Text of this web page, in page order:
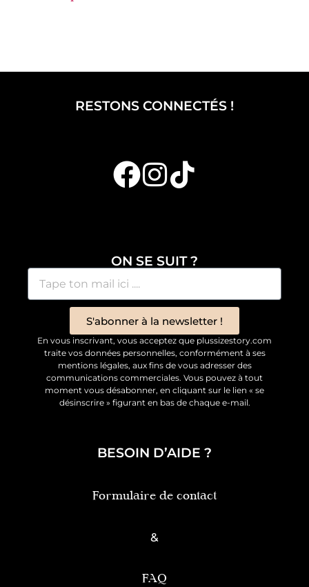
RESTONS CONNECTÉS !
ON SE SUIT ?
S'abonner à la newsletter !
En vous inscrivant, vous acceptez que plussizestory.com
traite vos données personnelles, conformément à ses
mentions légales, aux fins de vous adresser des
communications commerciales. Vous pouvez à tout
moment vous désabonner, en cliquant sur le lien « se
désinscrire » figurant en bas de chaque e-mail.
BESOIN D’AIDE ?
Formulaire de contact
&
FAQ